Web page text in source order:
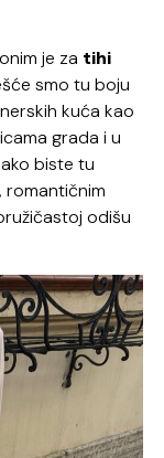
je za tihi
smo tu boju
kuća kao
grada i u
biste tu
romantičnim
odišu